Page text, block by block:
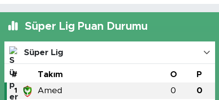
Süper Lig Puan Durumu
Süper Lig
# Takım O P
1 Amed 0 0